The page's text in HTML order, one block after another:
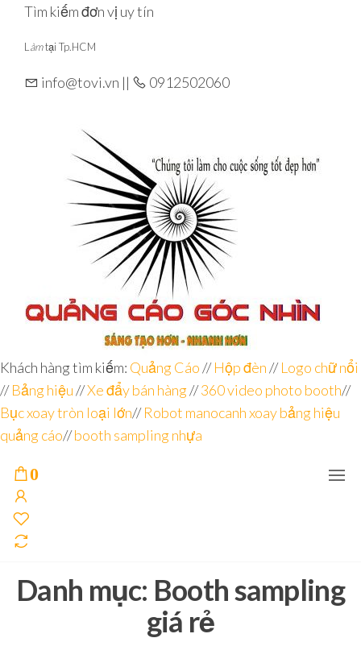
Skip
content
Tìm kiếm đơn vị uy tín
L àmtại Tp.HCM
info@tovi.vn || 0912502060
Đơn vị
chuyên
sâu – 8
năm
kinh
nghiệm
Góc
Nhìn
Agency –
nhà sản
xuất
POSM,
Quầy
Sampling,
Booth
trưng
bày, tủ
trưng
bày… tại
Tp.Hồ
Khách hàng tìm kiếm: Quảng Cáo//Hộp đèn//Logo chữ nổi
//Bảng hiệu//Xe đẩy bán hàng//360 video photo booth//
Bục xoay tròn loại lớn//Robot manocanh xoay bảng hiệu
quảng cáo//booth sampling nhựa
0
Danh mục: Booth sampling
giá rẻ